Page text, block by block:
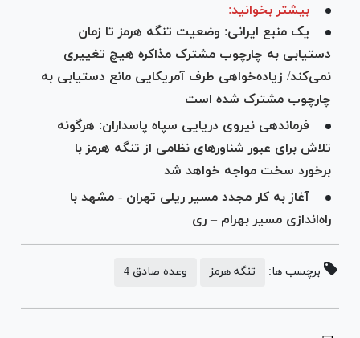
بیشتر بخوانید:
یک‌ منبع ایرانی: وضعیت تنگه هرمز تا زمان
دستیابی به چارچوب مشترک مذاکره هیچ تغییری
نمی‌کند/ زیاده‌خواهی طرف آمریکایی مانع دستیابی به
چارچوب مشترک شده است
فرماندهی نیروی دریایی سپاه پاسداران: هرگونه
تلاش برای عبور شناور‌های نظامی از تنگه هرمز با
برخورد سخت مواجه خواهد شد
آغاز به کار مجدد مسیر ریلی تهران - مشهد با
راه‌اندازی مسیر بهرام – ری
برچسب ها: تنگه هرمز وعده صادق 4